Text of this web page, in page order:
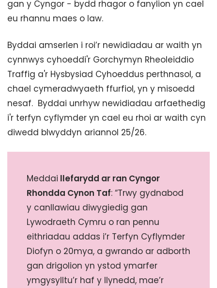
gan y Cyngor - bydd rhagor o fanylion yn cael
eu rhannu maes o law.
Byddai amserlen i roi’r newidiadau ar waith yn
cynnwys cyhoeddi'r Gorchymyn Rheoleiddio
Traffig a'r Hysbysiad Cyhoeddus perthnasol, a
chael cymeradwyaeth ffurfiol, yn y misoedd
nesaf. Byddai unrhyw newidiadau arfaethedig
i'r terfyn cyflymder yn cael eu rhoi ar waith cyn
diwedd blwyddyn ariannol 25/26.
Meddai llefarydd ar ran Cyngor
Rhondda Cynon Taf: “Trwy gydnabod
y canllawiau diwygiedig gan
Lywodraeth Cymru o ran pennu
eithriadau addas i’r Terfyn Cyflymder
Diofyn o 20mya, a gwrando ar adborth
gan drigolion yn ystod ymarfer
ymgysylltu’r haf y llynedd, mae’r